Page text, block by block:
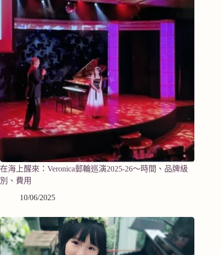
在海上醒來：Veronica郵輪巡演2025-26～時間、品牌級
別、費用
10/06/2025